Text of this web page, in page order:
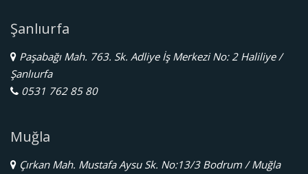
Şanlıurfa
Paşabağı Mah. 763. Sk. Adliye İş Merkezi No: 2 Haliliye /
Şanlıurfa
0531 762 85 80
Muğla
Çırkan Mah. Mustafa Aysu Sk. No:13/3 Bodrum / Muğla